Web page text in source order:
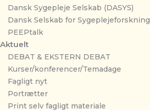
Dansk Sygepleje Selskab (DASYS)
Dansk Selskab for Sygeplejeforskning
PEEPtalk
Aktuelt
DEBAT & EKSTERN DEBAT
Kurser/konferencer/Temadage
Fagligt nyt
Portrætter
Print selv fagligt materiale